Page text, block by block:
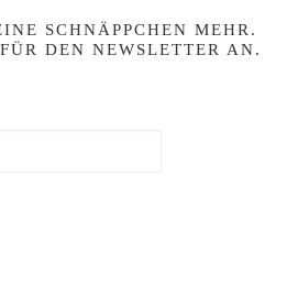
SCHNÄPPCHEN MEHR.
DEN NEWSLETTER AN.